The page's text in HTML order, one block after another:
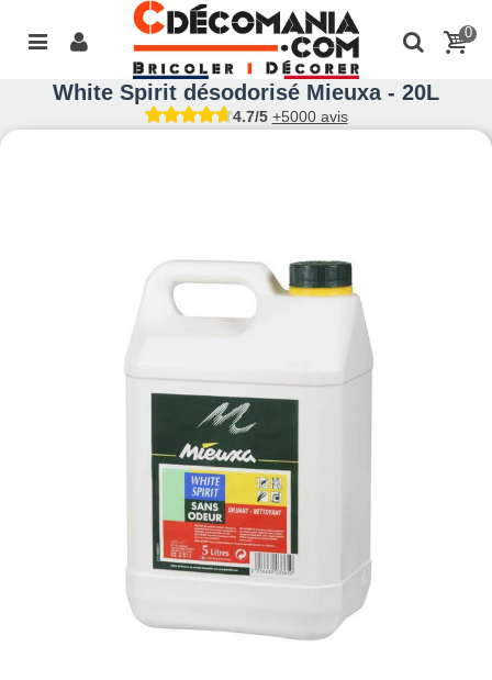
0
White Spirit désodorisé Mieuxa - 20L
4.7/5 +5000 avis